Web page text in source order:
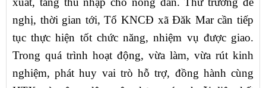
nghị, thời gian tới, Tổ KNCĐ xã Đăk Mar cần tiếp
tục thực hiện tốt chức năng, nhiệm vụ được giao.
Trong quá trình hoạt động, vừa làm, vừa rút kinh
nghiệm, phát huy vai trò hỗ trợ, đồng hành cùng